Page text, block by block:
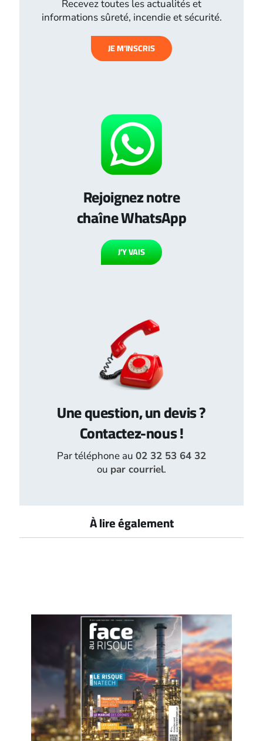
Recevez toutes les actualités et
informations sûreté, incendie et sécurité.
JE M’INSCRIS
Rejoignez notre
chaîne WhatsApp
J’Y VAIS
Une question, un devis ?
Contactez-nous !
Par téléphone au 02 32 53 64 32
ou par courriel.
À lire également